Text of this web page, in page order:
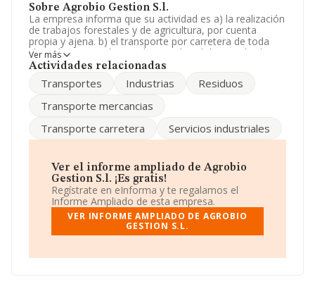
Sobre Agrobio Gestion S.l.
La empresa informa que su actividad es a) la realización
de trabajos forestales y de agricultura, por cuenta
propia y ajena. b) el transporte por carretera de toda
clase de mercancías. c) obras civiles. d) la gestión de
residuos organicos. e) la compra-venta. La sociedad
Limitada. Su CNAE corresponde a 4941 con código
no tiene actividad en mercados exteriores.
La compañíaAgrobio Gestión S.L, CIF B34220038, se
encuentra en Calle La Iglesia (villarrabe) núm. 2, (34113),
En relación con el sector y disponiendo de los datos de
hasta 62.013 empresas, a nivel nacional la facturación
asciende a 44.874 millones de euros y el promedio de la
facturación de ventas entre todas las compañías
asciende a los 723 mil euros. Teniendo en cuenta la
información sobre Palencia, en la base de datos
millones de euros. Con el fin de ampliar la información
Ver más
Actividades relacionadas
Transportes Industrias
Residuos
Transporte mercancias
Transporte carretera
Servicios industriales
Ver el informe ampliado de Agrobio
Gestion S.l. ¡Es gratis!
Regístrate en eInforma y te regalamos el
Informe Ampliado de esta empresa.
VER INFORME AMPLIADO DE AGROBIO
GESTION S.L.